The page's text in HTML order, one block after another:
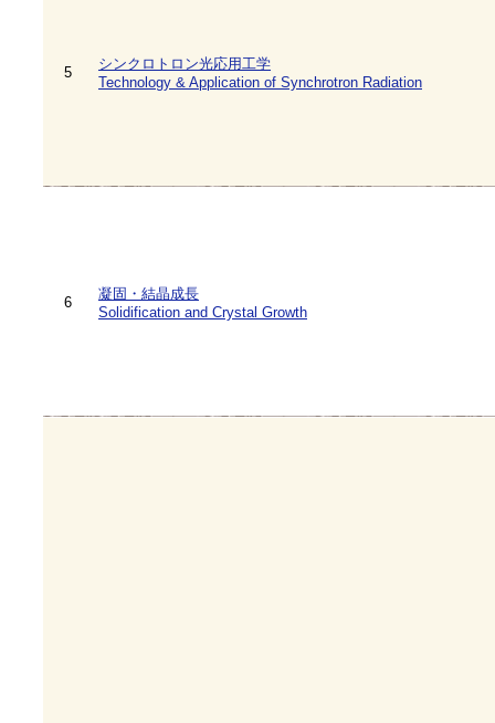
5
シンクロトロン光応用工学
Technology & Application of Synchrotron Radiation
6
凝固・結晶成長
Solidification and Crystal Growth